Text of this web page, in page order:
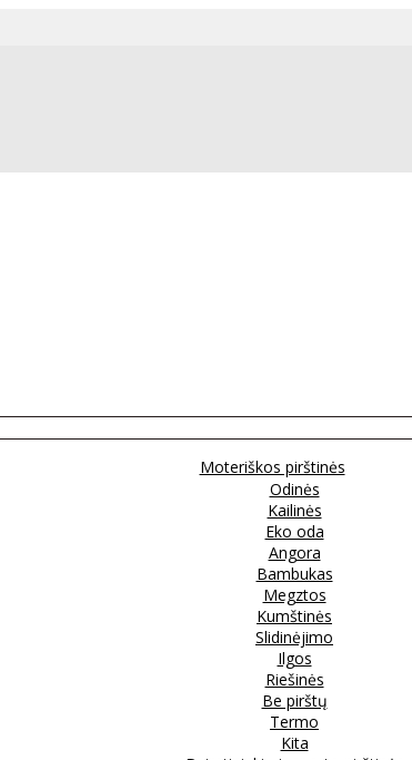
Moteriškos pirštinės
Odinės
Kailinės
Eko oda
Angora
Bambukas
Megztos
Kumštinės
Slidinėjimo
Ilgos
Riešinės
Be pirštų
Termo
Kita